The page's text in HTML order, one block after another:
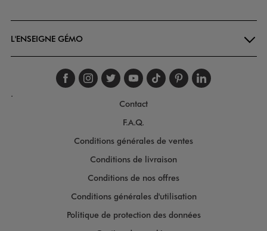
L'ENSEIGNE GÉMO
Suivez-nous sur
Suivez-nous sur
Suivez-nous sur
Suivez-nous
Suivez-nous
Suivez-
.
Contact
F.A.Q.
Conditions générales de ventes
Conditions de livraison
Conditions de nos offres
Conditions générales d'utilisation
Politique de protection des données